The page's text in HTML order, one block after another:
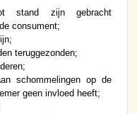
stand zijn gebracht
consument;
teruggezonden;
schommelingen op de
geen invloed heeft;